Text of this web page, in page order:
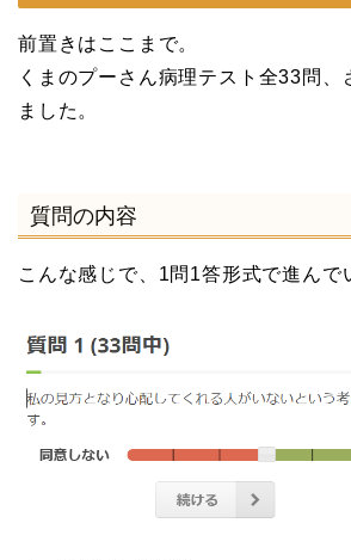
前置きはここまで。
くまのプーさん病理テスト全33問、
ました。
質問の内容
こんな感じで、1問1答形式で進んで